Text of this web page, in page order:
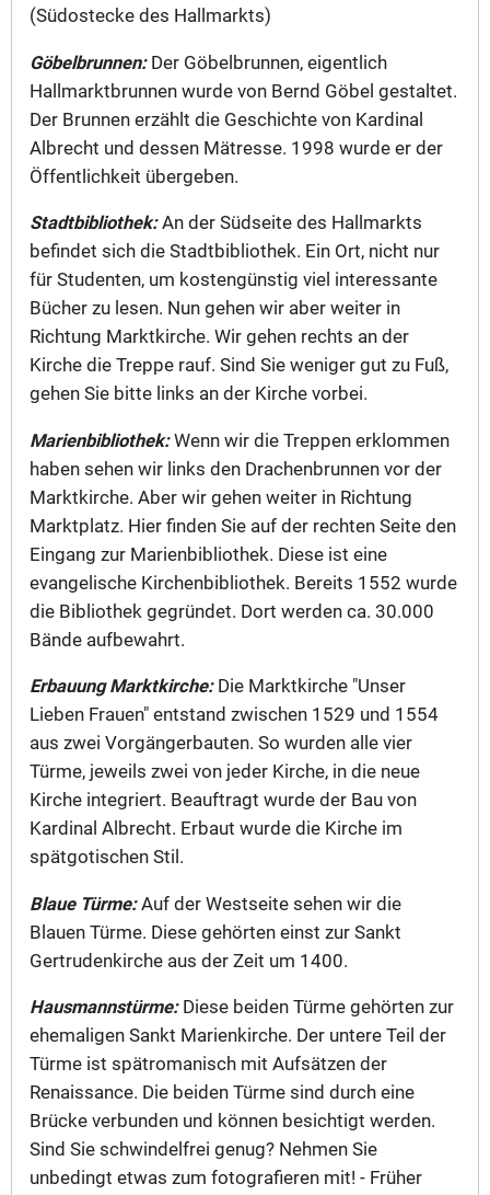
(Südostecke des Hallmarkts)
Göbelbrunnen:Der Göbelbrunnen, eigentlich
Hallmarktbrunnen wurde von Bernd Göbel gestaltet.
Der Brunnen erzählt die Geschichte von Kardinal
Albrecht und dessen Mätresse. 1998 wurde er der
Öffentlichkeit übergeben.
Stadtbibliothek:An der Südseite des Hallmarkts
befindet sich die Stadtbibliothek. Ein Ort, nicht nur
für Studenten, um kostengünstig viel interessante
Bücher zu lesen. Nun gehen wir aber weiter in
Richtung Marktkirche. Wir gehen rechts an der
Kirche die Treppe rauf. Sind Sie weniger gut zu Fuß,
gehen Sie bitte links an der Kirche vorbei.
Marienbibliothek:Wenn wir die Treppen erklommen
haben sehen wir links den Drachenbrunnen vor der
Marktkirche. Aber wir gehen weiter in Richtung
Marktplatz. Hier finden Sie auf der rechten Seite den
Eingang zur Marienbibliothek. Diese ist eine
evangelische Kirchenbibliothek. Bereits 1552 wurde
die Bibliothek gegründet. Dort werden ca. 30.000
Bände aufbewahrt.
Erbauung Marktkirche:Die Marktkirche "Unser
Lieben Frauen" entstand zwischen 1529 und 1554
aus zwei Vorgängerbauten. So wurden alle vier
Türme, jeweils zwei von jeder Kirche, in die neue
Kirche integriert. Beauftragt wurde der Bau von
Kardinal Albrecht. Erbaut wurde die Kirche im
spätgotischen Stil.
Blaue Türme:Auf der Westseite sehen wir die
Blauen Türme. Diese gehörten einst zur Sankt
Gertrudenkirche aus der Zeit um 1400.
Hausmannstürme:Diese beiden Türme gehörten zur
ehemaligen Sankt Marienkirche. Der untere Teil der
Türme ist spätromanisch mit Aufsätzen der
Renaissance. Die beiden Türme sind durch eine
Brücke verbunden und können besichtigt werden.
Sind Sie schwindelfrei genug? Nehmen Sie
unbedingt etwas zum fotografieren mit! - Früher